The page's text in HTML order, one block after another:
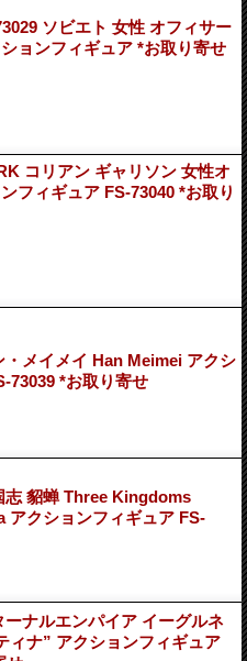
ソビエト 女性 オフィサー
ョンフィギュア *お取り寄せ
コリアン ギャリソン 女性オ
フィギュア FS-73040 *お取り
・メイメイ Han Meimei アクシ
73039 *お取り寄せ
志 貂蝉 Three Kingdoms
アクションフィギュア FS-
ナルエンパイア イーグルネ
ィナ” アクションフィギュア